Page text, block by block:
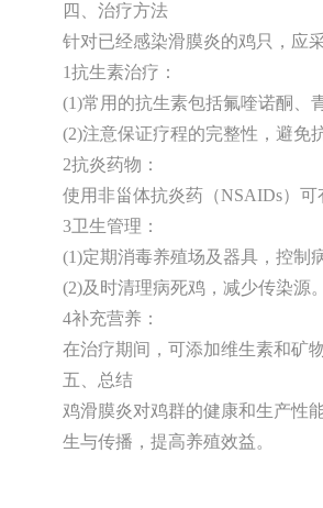
四、治疗方法
针对已经感染滑膜炎的鸡只，应
1抗生素治疗：
(1)常用的抗生素包括氟喹诺酮、
(2)注意保证疗程的完整性，避免
2抗炎药物：
使用非甾体抗炎药（NSAIDs）可
3卫生管理：
(1)定期消毒养殖场及器具，控制
(2)及时清理病死鸡，减少传染源。
4补充营养：
在治疗期间，可添加维生素和矿
五、总结
鸡滑膜炎对鸡群的健康和生产性
生与传播，提高养殖效益。